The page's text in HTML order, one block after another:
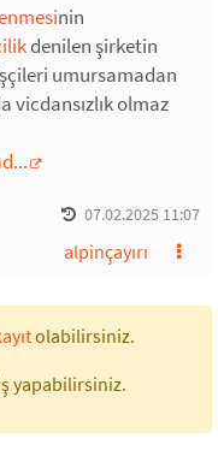
nin
denilen şirketin
umursamadan
vicdansızlık olmaz
07.02.2025 11:07
alpinçayırı
olabilirsiniz.
yapabilirsiniz.